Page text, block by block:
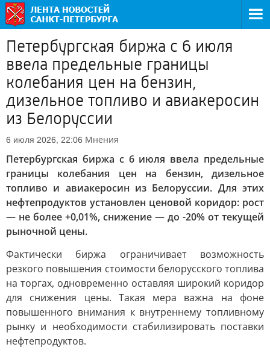
Петербургская биржа с 6 июля
ввела предельные границы
колебания цен на бензин,
дизельное топливо и авиакеросин
из Белоруссии
6 июля 2026, 22:06 Мнения
Петербургская биржа с 6 июля ввела предельные
границы колебания цен на бензин, дизельное
топливо и авиакеросин из Белоруссии. Для этих
нефтепродуктов установлен ценовой коридор: рост
— не более +0,01%, снижение — до -20% от текущей
рыночной цены.
Фактически биржа ограничивает возможность
резкого повышения стоимости белорусского топлива
на торгах, одновременно оставляя широкий коридор
для снижения цены. Такая мера важна на фоне
повышенного внимания к внутреннему топливному
рынку и необходимости стабилизировать поставки
нефтепродуктов.